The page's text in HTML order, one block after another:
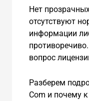
Нет
отсутствуют
информации
вопрос
Разберем
Com и почему